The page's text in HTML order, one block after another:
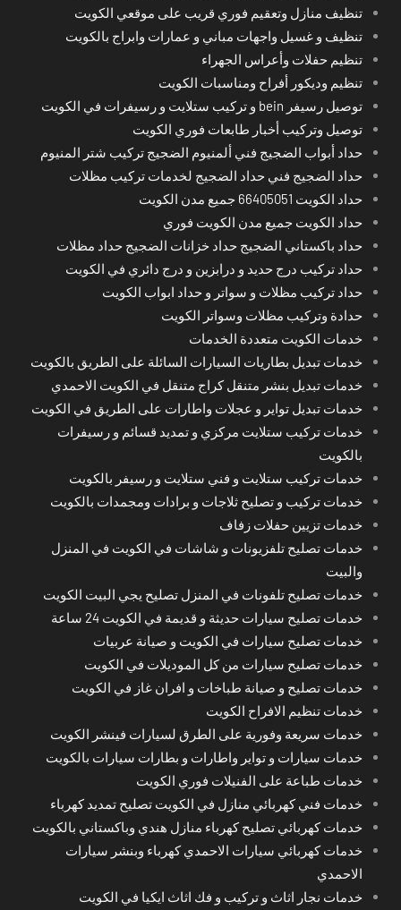
تنظيف منازل وتعقيم فوري قريب على موقعي الكويت
تنظيف و غسيل واجهات مباني و عمارات وابراج بالكويت
تنظيم حفلات وأعراس الجهراء
تنظيم وديكور أفراح ومناسبات الكويت
توصيل رسيفر bein و تركيب ستلايت و رسيفرات في الكويت
توصيل وتركيب أخبار طابعات فوري الكويت
حداد أبواب الضجيج فني ألمنيوم الضجيج تركيب شتر المنيوم
حداد الضجيج فني حداد الضجيج لخدمات تركيب مظلات
حداد الكويت 66405051 جميع مدن الكويت
حداد الكويت جميع مدن الكويت فوري
حداد باكستاني الضجيج حداد خزانات الضجيج حداد مظلات
حداد تركيب درج حديد و درابزين و درج دائري في الكويت
حداد تركيب مظلات و سواتر و حداد ابواب الكويت
حدادة وتركيب مظلات وسواتر الكويت
خدمات الكويت متعددة الخدمات
خدمات تبديل بطاريات السيارات السائلة على الطريق بالكويت
خدمات تبديل بنشر متنقل كراج متنقل في الكويت الاحمدي
خدمات تبديل تواير و عجلات واطارات على الطريق في الكويت
خدمات تركيب ستلايت مركزي و تمديد قسائم و رسيفرات
بالكويت
خدمات تركيب ستلايت و فني ستلايت و رسيفر بالكويت
خدمات تركيب و تصليح ثلاجات و برادات ومجمدات بالكويت
خدمات تزيين حفلات زفاف
خدمات تصليح تلفزيونات و شاشات في الكويت في المنزل
والبيت
خدمات تصليح تلفونات في المنزل تصليح يجي البيت الكويت
خدمات تصليح سيارات حديثة و قديمة في الكويت 24 ساعة
خدمات تصليح سيارات في الكويت و صيانة عربيات
خدمات تصليح سيارات من كل الموديلات في الكويت
خدمات تصليح و صيانة طباخات و افران غاز في الكويت
خدمات تنظيم الافراح الكويت
خدمات سريعة وفورية على الطرق لسيارات فينشر الكويت
خدمات سيارات و تواير واطارات و بطارات سيارات بالكويت
خدمات طباعة على الفنيلات فوري الكويت
خدمات فني كهربائي منازل في الكويت تصليح تمديد كهرباء
خدمات كهربائي تصليح كهرباء منازل هندي وباكستاني بالكويت
خدمات كهربائي سيارات الاحمدي كهرباء وبنشر سيارات
الاحمدي
خدمات نجار اثاث و تركيب و فك اثاث ايكيا في الكويت